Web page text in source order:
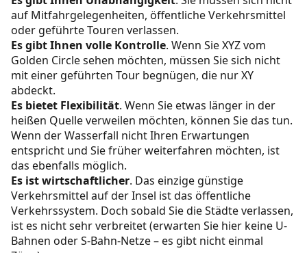
auf Mitfahrgelegenheiten, öffentliche Verkehrsmittel
oder geführte Touren verlassen.
Es gibt Ihnen volle Kontrolle. Wenn Sie XYZ vom
Golden Circle sehen möchten, müssen Sie sich nicht
mit einer geführten Tour begnügen, die nur XY
abdeckt.
Es bietet Flexibilität. Wenn Sie etwas länger in der
heißen Quelle verweilen möchten, können Sie das tun.
Wenn der Wasserfall nicht Ihren Erwartungen
entspricht und Sie früher weiterfahren möchten, ist
das ebenfalls möglich.
Es ist wirtschaftlicher. Das einzige günstige
Verkehrsmittel auf der Insel ist das öffentliche
Verkehrssystem. Doch sobald Sie die Städte verlassen,
ist es nicht sehr verbreitet (erwarten Sie hier keine U-
Bahnen oder S-Bahn-Netze – es gibt nicht einmal